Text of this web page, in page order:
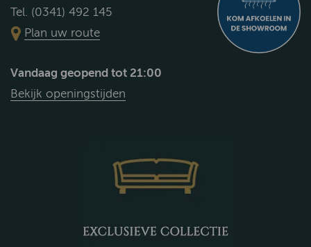
Tel. (0341) 492 145
Plan uw route
Vandaag geopend tot 21:00
Bekijk openingstijden